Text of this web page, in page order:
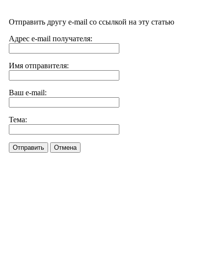
Отправить другу e-mail со ссылкой на эту статью
Адрес e-mail получателя:
Имя отправителя:
Ваш e-mail:
Тема:
Отправить Отмена